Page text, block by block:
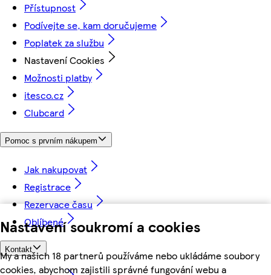
Nastavení soukromí a cookies
My a našich 18 partnerů používáme nebo ukládáme soubory
cookies, abychom zajistili správné fungování webu a
Přístupnost
Podívejte se, kam doručujeme
Poplatek za službu
Nastavení Cookies
Možnosti platby
itesco.cz
Clubcard
Pomoc s prvním nákupem
Jak nakupovat
Registrace
Rezervace času
Oblíbené
Kontakt